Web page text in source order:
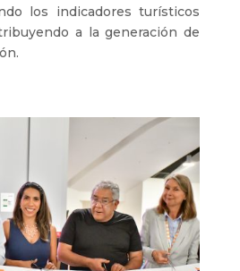
los indicadores turísticos
a la generación de